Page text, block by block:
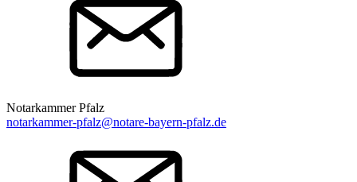
Notarkammer Pfalz
notarkammer-pfalz@notare-bayern-pfalz.de